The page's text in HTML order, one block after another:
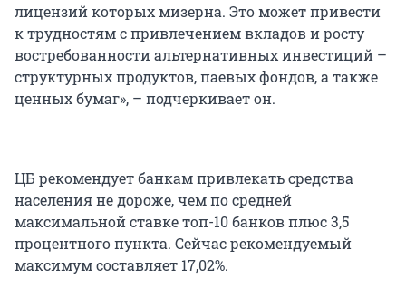
лицензий которых мизерна. Это может привести
к трудностям с привлечением вкладов и росту
востребованности альтернативных инвестиций –
структурных продуктов, паевых фондов, а также
ценных бумаг», – подчеркивает он.
ЦБ рекомендует банкам привлекать средства
населения не дороже, чем по средней
максимальной ставке топ-10 банков плюс 3,5
процентного пункта. Сейчас рекомендуемый
максимум составляет 17,02%.